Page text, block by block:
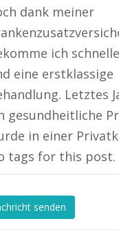
dank meiner
ich
eine erstklassige
Letztes
gesundheitliche
in einer
tags for this post.
senden